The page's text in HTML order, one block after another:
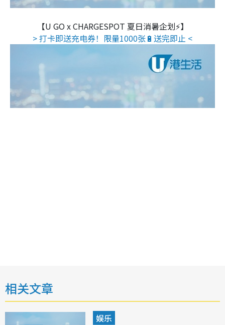
【U GO x CHARGESPOT 夏日消暑企划⚡】
> 打卡即送充电券！限量1000张🔋送完即止 <
相关文章
娱乐